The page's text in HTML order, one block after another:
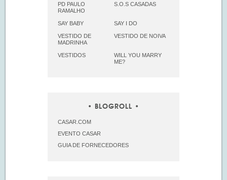
PD PAULO
RAMALHO
S.O.S CASADAS
SAY BABY SAY I DO
VESTIDO DE
MADRINHA
VESTIDO DE NOIVA
VESTIDOS
WILL YOU MARRY
ME?
BLOGROLL
CASAR.COM
EVENTO CASAR
GUIA DE FORNECEDORES